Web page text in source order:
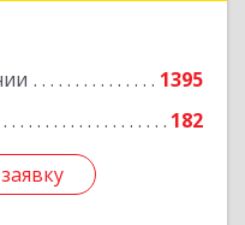
1395
182